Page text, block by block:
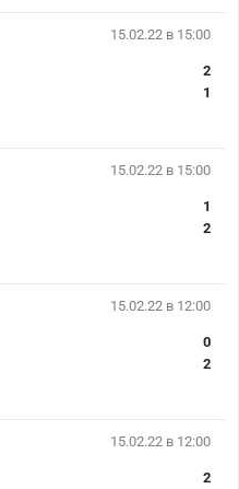
15.02.22 в 15:00
2
1
15.02.22 в 15:00
1
2
15.02.22 в 12:00
0
2
15.02.22 в 12:00
2